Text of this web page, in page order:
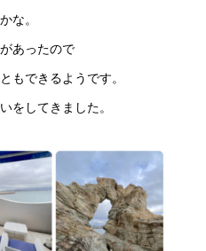
な。
あったので
もできるようです。
をしてきました。